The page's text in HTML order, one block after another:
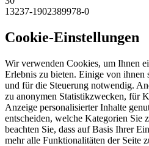
13237-1902389978-0
Cookie-Einstellungen
Wir verwenden Cookies, um Ihnen
Erlebnis zu bieten. Einige von ihnen
und für die Steuerung notwendig.
zu anonymen Statistikzwecken, für
Anzeige personalisierter Inhalte
entscheiden, welche Kategorien Sie
beachten Sie, dass auf Basis Ihrer
mehr alle Funktionalitäten der Seite